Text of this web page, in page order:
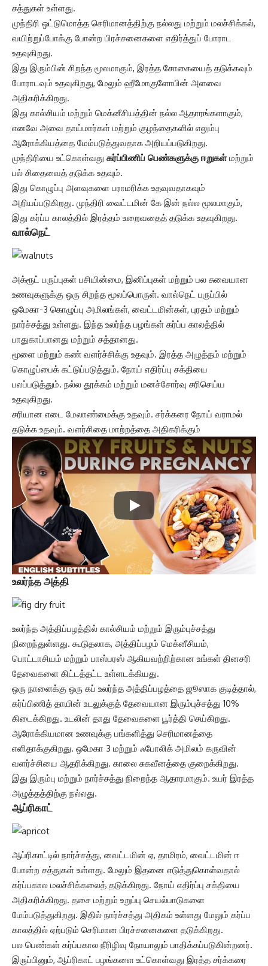
சத்துகள் உள்ளது.
முந்திரி ஒட்டுமொத்த செரிமானத்திற்கு நல்லது மற்றும் மலச்சிக்கல்,
வயிற்றுப்போக்கு போன்ற பிரச்சனைகளை எதிர்த்துப் போராட
உதவுகிறது.
இது இரும்பின் சிறந்த மூலமாகும், இரத்த சோகையைத் தடுக்கவும்
போராடவும் உதவுகிறது, மேலும் ஹீமோகுளோபின் அளவை
அதிகரிக்கிறது.
இது கால்சியம் மற்றும் மெக்னீசியத்தின் நல்ல ஆதாரங்களாகும்,
எனவே அவை தாய்மார்கள் மற்றும் குழந்தைகளில் எலும்பு
ஆரோக்கியத்தை மேம்படுத்துவதாக அறியப்படுகிறது.
முந்திரியை உட்கொள்வது கர்ப்பிணிப் பெண்களுக்கு ஈறுகள்மற்றும்
பல் சிதைவைத் தடுக்க உதவும்.
இது கொழுப்பு அளவுகளை பராமரிக்க உதவுவதாகவும்
அறியப்படுகிறது. முந்திரி வைட்டமின் கே இன் நல்ல மூலமாகும்,
இது கர்ப்ப காலத்தில் இரத்தம் உறைவதைத் தடுக்க உதவுகிறது.
வால்நெட்
அக்ரூட் பருப்புகள் பசியின்மை, இனிப்புகள் மற்றும் பல சுவையான
உணவுகளுக்கு ஒரு சிறந்த மூலப்பொருள். வால்நெட் பருப்பில்
ஒமேகா-3 கொழுப்பு அமிலங்கள், வைட்டமின்கள், புரதம் மற்றும்
நார்ச்சத்து உள்ளது. இந்த உலர்ந்த பழங்கள் கர்ப்ப காலத்தில்
பாதுகாப்பானது மற்றும் சத்தானது.
மூளை மற்றும் கண் வளர்ச்சிக்கு உதவும். இரத்த அழுத்தம் மற்றும்
கொழுப்பைக் கட்டுப்படுத்தும். நோய் எதிர்ப்பு சக்தியை
பலப்படுத்தும். நல்ல தூக்கம் மற்றும் மனச்சோர்வு சரிசெய்ய
உதவுகிறது.
சரியான எடை மேலாண்மைக்கு உதவும். சர்க்கரை நோய் வராமல்
தடுக்க உதவும். வளர்சிதை மாற்றத்தை அதிகரிக்கும்
உலர்ந்த அத்தி
உலர்ந்த அத்திப்பழத்தில் கால்சியம் மற்றும் இரும்புச்சத்து
நிறைந்துள்ளது. கூடுதலாக, அத்திப்பழம் மெக்னீசியம்,
பொட்டாசியம் மற்றும் பாஸ்பரஸ் ஆகியவற்றிற்கான உங்கள் தினசரி
தேவைகளை கிட்டத்தட்ட உள்ளடக்கியது.
ஒரு நாளைக்கு ஒரு கப் உலர்ந்த அத்திப்பழத்தை ஜூஸாக குடித்தால்,
கர்ப்பிணித் தாயின் உடலுக்குத் தேவையான இரும்புச்சத்து 10%
கிடைக்கிறது. உடலின் தாது தேவைகளை பூர்த்தி செய்கிறது.
ஆரோக்கியமான உணவுக்கு பங்களித்து செரிமானத்தை
எளிதாக்குகிறது. ஒமேகா 3 மற்றும் ஃபோலிக் அமிலம் கருவின்
வளர்ச்சியை ஆதரிக்கிறது. காலை சுகவீனத்தை குறைக்கிறது.
இது இரும்பு மற்றும் நார்ச்சத்து நிறைந்த ஆதாரமாகும். உயர் இரத்த
அழுத்தத்திற்கு நல்லது.
ஆப்ரிகாட்
ஆப்ரிகாட்டில் நார்ச்சத்து, வைட்டமின் ஏ, தாமிரம், வைட்டமின் ஈ
போன்ற சத்துகள் உள்ளது. மேலும் இதனை எடுத்துகொள்வதால்
கர்ப்பகால மலச்சிக்கலைத் தடுக்கிறது. நோய் எதிர்ப்பு சக்தியை
அதிகரிக்கிறது. தசை மற்றும் உறுப்பு செயல்பாடுகளை
மேம்படுத்துகிறது. இதில் நார்ச்சத்து அதிகம் உள்ளது மேலும் கர்ப்ப
காலத்தில் ஏற்படும் செரிமான பிரச்சனைகளை தடுக்கிறது.
பல பெண்கள் கர்ப்பகால நீரிழிவு நோயாலும் பாதிக்கப்படுகின்றனர்.
இருப்பினும், ஆப்ரிகாட் பழங்களை உட்கொள்வது இரத்த சர்க்கரை